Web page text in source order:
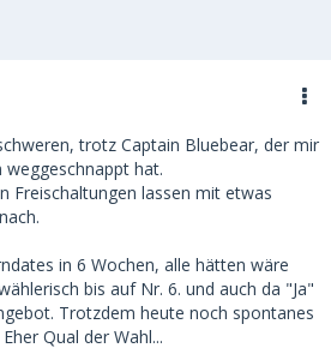
trotz Captain Bluebear, der mir
hat.
Freischaltungen lassen mit etwas
in 6 Wochen, alle hätten wäre
bis auf Nr. 6. und auch da "Ja"
Trotzdem heute noch spontanes
Qual der Wahl...